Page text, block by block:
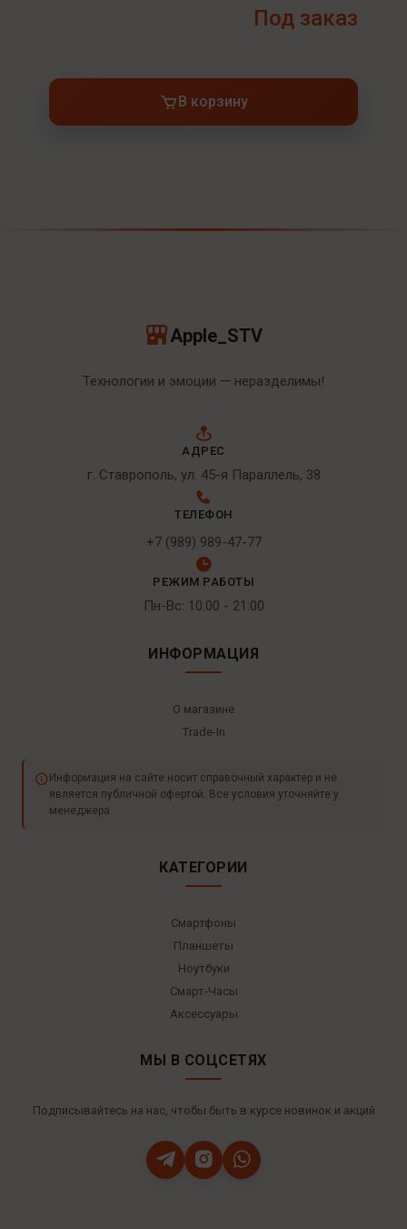
Под заказ
В корзину
Apple_STV
Технологии и эмоции — неразделимы!
АДРЕС
г. Ставрополь, ул. 45-я Параллель, 38
ТЕЛЕФОН
+7 (989) 989-47-77
РЕЖИМ РАБОТЫ
Пн-Вс: 10:00 - 21:00
ИНФОРМАЦИЯ
О магазине
Trade-In
Информация на сайте носит справочный характер и не
является публичной офертой. Все условия уточняйте у
менеджера.
КАТЕГОРИИ
Смартфоны
Планшеты
Ноутбуки
Смарт-Часы
Аксессуары
МЫ В СОЦСЕТЯХ
Подписывайтесь на нас, чтобы быть в курсе новинок и акций